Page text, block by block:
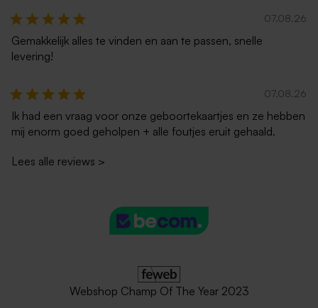
07.08.26
Gemakkelijk alles te vinden en aan te passen, snelle
levering!
07.08.26
Ik had een vraag voor onze geboortekaartjes en ze hebben
mij enorm goed geholpen + alle foutjes eruit gehaald.
Lees alle reviews >
Webshop Champ Of The Year 2023